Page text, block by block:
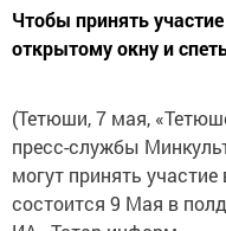
Чтобы принять
открытому окну и
(Тетюши, 7 мая,
пресс-службы
могут принять
состоится 9 Мая в